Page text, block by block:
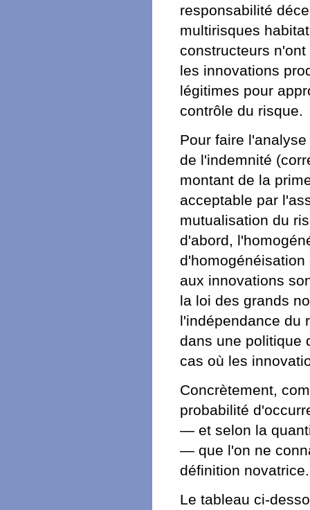
responsabilité
multirisques
constructeurs
les innovations
légitimes pour
contrôle du risque.
Pour faire
de l'indemnité
montant de la
acceptable par
mutualisation du
d'abord,
aux innovations
la loi des grands
l'indépendance du
dans une politique
cas où les
Concrètement,
probabilité
— et selon la
— que l'on ne
définition novatrice.
Le tableau ci-